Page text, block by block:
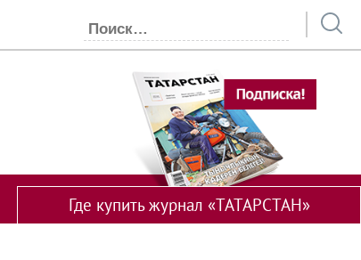
Где купить журнал «ТАТАРСТАН»